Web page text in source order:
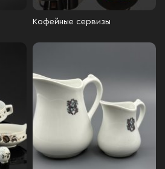
Кофейные сервизы